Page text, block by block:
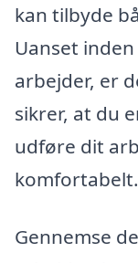
kan tilbyde
Uanset
arbejder, er
sikrer, at du
udføre dit
komfortabelt.
Gennemse de